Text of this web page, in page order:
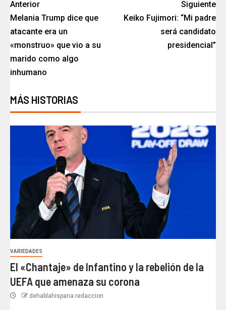
Anterior
Melania Trump dice que
atacante era un
«monstruo» que vio a su
marido como algo
inhumano
Siguiente
Keiko Fujimori: “Mi padre
será candidato
presidencial”
MÁS HISTORIAS
VARIEDADES
El «Chantaje» de Infantino y la rebelión de la
UEFA que amenaza su corona
dehablahispana redaccion